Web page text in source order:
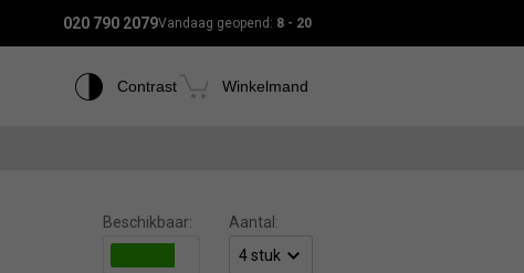
020 790 2079Vandaag geopend: 8 - 20
Contrast Winkelmand
Beschikbaar: Aantal: